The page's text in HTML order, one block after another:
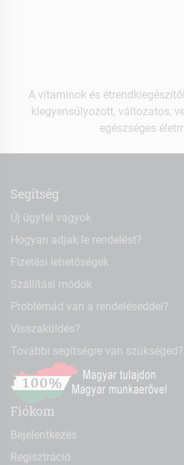
A vitaminok és
kiegyensúlyozott, változatos,
egészséges
Segítség
Új ügyfél vagyok
Hogyan adjak le rendelést?
Fizetési lehetőségek
Szállítási módok
Problémád van a rendeléseddel?
Visszaküldés?
További segítségre van szükséged?
Fiókom
Bejelentkezés
Regisztráció